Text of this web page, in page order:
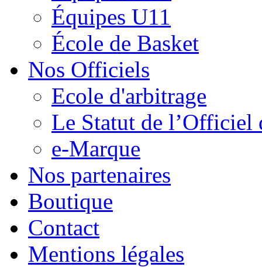
Équipes U11
École de Basket
Nos Officiels
Ecole d'arbitrage
Le Statut de l’Officiel
e-Marque
Nos partenaires
Boutique
Contact
Mentions légales